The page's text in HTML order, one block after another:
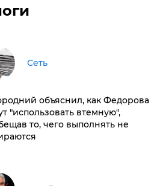
Сеть
объяснил, как Федорова
"использовать втемную",
то, чего выполнять не